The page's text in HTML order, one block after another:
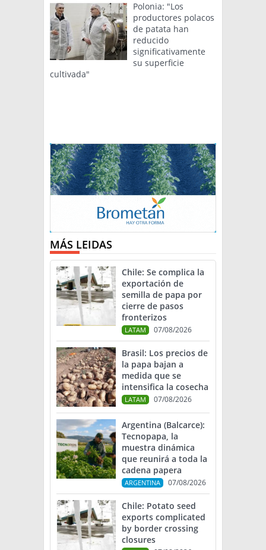
Polonia: "Los
productores polacos
de patata han
reducido
significativamente
su superficie
cultivada"
MÁS LEIDAS
Chile: Se complica la
exportación de
semilla de papa por
cierre de pasos
fronterizos
LATAM 07/08/2026
Brasil: Los precios de
la papa bajan a
medida que se
intensifica la cosecha
LATAM 07/08/2026
Argentina (Balcarce):
Tecnopapa, la
muestra dinámica
que reunirá a toda la
cadena papera
ARGENTINA 07/08/2026
Chile: Potato seed
exports complicated
by border crossing
closures